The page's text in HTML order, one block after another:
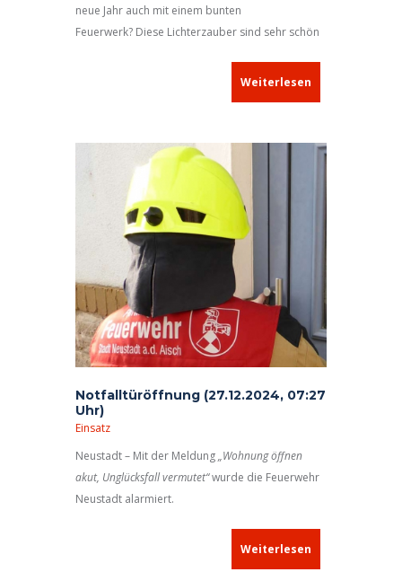
neue Jahr auch mit einem bunten
Feuerwerk? Diese Lichterzauber sind sehr schön
gefährlich sein! Damit Sie gesund und
Sicherheitshinweise zu beachten.
Weiterlesen
Notfalltüröffnung (27.12.2024, 07:27
Uhr)
Einsatz
Neustadt – Mit der Meldung„Wohnung öffnen
akut, Unglücksfall vermutet“wurde die Feuerwehr
Neustadt alarmiert.
Weiterlesen